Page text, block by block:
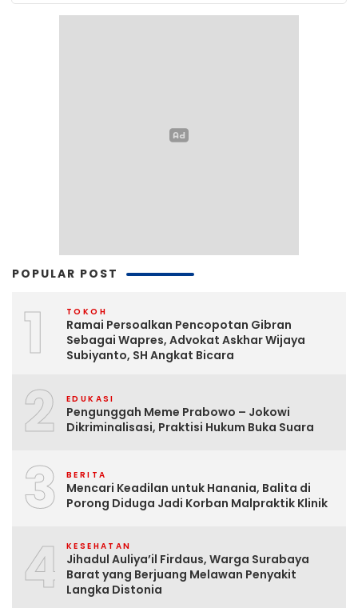
POPULAR POST
1 TOKOH
Ramai Persoalkan Pencopotan Gibran
Sebagai Wapres, Advokat Askhar Wijaya
Subiyanto, SH Angkat Bicara
2 EDUKASI
Pengunggah Meme Prabowo – Jokowi
Dikriminalisasi, Praktisi Hukum Buka Suara
3 BERITA
Mencari Keadilan untuk Hanania, Balita di
Porong Diduga Jadi Korban Malpraktik Klinik
4 KESEHATAN
Jihadul Auliya’il Firdaus, Warga Surabaya
Barat yang Berjuang Melawan Penyakit
Langka Distonia